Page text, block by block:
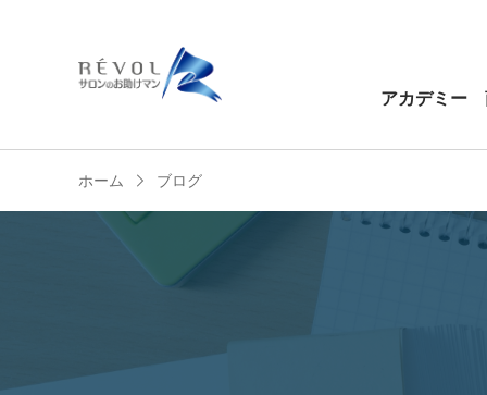
アカデミー
ホーム ブログ